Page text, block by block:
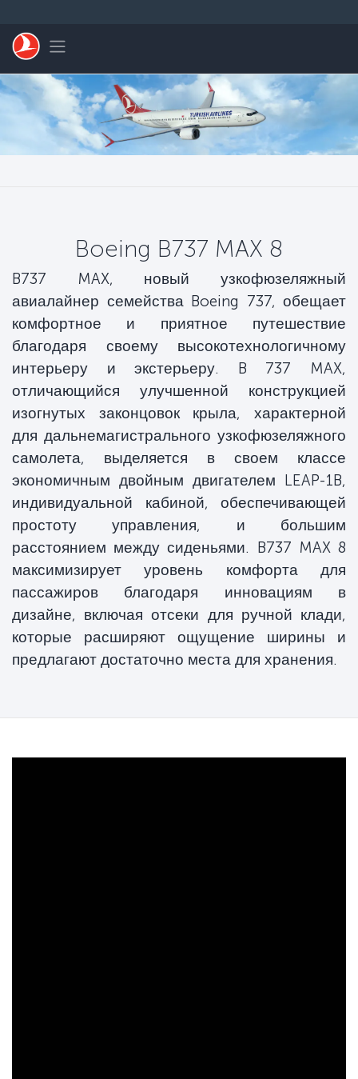
Toggle navigation
Boeing B737 MAX 8
B737 MAX, новый узкофюзеляжный
авиалайнер семейства Boeing 737, обещает
комфортное и приятное путешествие
благодаря своему высокотехнологичному
интерьеру и экстерьеру. B 737 MAX,
отличающийся улучшенной конструкцией
изогнутых законцовок крыла, характерной
для дальнемагистрального узкофюзеляжного
самолета, выделяется в своем классе
экономичным двойным двигателем LEAP-1B,
индивидуальной кабиной, обеспечивающей
простоту управления, и большим
расстоянием между сиденьями. B737 MAX 8
максимизирует уровень комфорта для
пассажиров благодаря инновациям в
дизайне, включая отсеки для ручной клади,
которые расширяют ощущение ширины и
предлагают достаточно места для хранения.